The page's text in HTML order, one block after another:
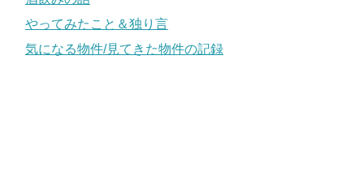
やってみたこと＆独り言
気になる物件/見てきた物件の記録